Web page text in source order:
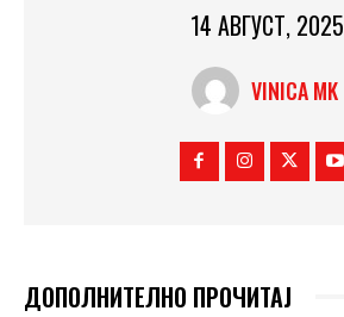
14 АВГУСТ, 2025
VINICA MK
ДОПОЛНИТЕЛНО ПРОЧИТАЈ